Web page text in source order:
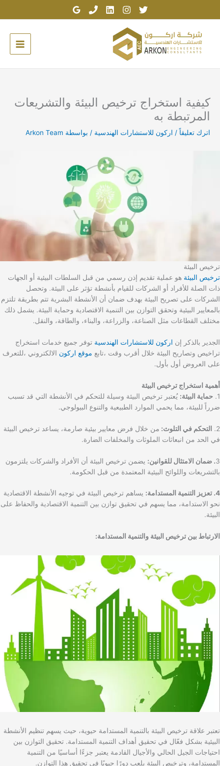
كيفية استخراج ترخيص البيئة والتشريعات
المرتبطة به
اترك تعليقاً / اركون للاستشارات الهندسية / بواسطة Arkon Team
ترخيص البيئة
ترخيص البيئة هو عملية تقديم إذن رسمي من قبل السلطات البيئية أو الجهات
ذات الصلة للأفراد أو الشركات للقيام بأنشطة تؤثر على البيئة. وتحصل
الشركات على تصريح البيئة بهدف ضمان أن الأنشطة البشرية تتم بطريقة تلتزم
بالمعايير البيئية وتحقق التوازن بين التنمية الاقتصادية وحماية البيئة. يشمل ذلك
مختلف القطاعات مثل الصناعة، والزراعة، والبناء، والطاقة، والنقل.
الجدير بالذكر إن اركون للاستشارات الهندسية توفر جميع خدمات استخراج
تراخيص وتصاريح البيئة خلال أقرب وقت ،تابع موقع اركون الالكتروني ،للتعرف
على العروض أول بأول.
أهمية استخراج ترخيص البيئة
1.
حماية البيئة: يُعتبر ترخيص البيئة وسيلة للتحكم في الأنشطة التي قد تسبب
ضرراً للبيئة، مما يحمي الموارد الطبيعية والتنوع البيولوجي.
2. التحكم في التلوث: من خلال فرض معايير بيئية صارمة، يساعد ترخيص البيئة
في الحد من انبعاثات الملوثات والمخلفات الضارة.
3. ضمان الامتثال للقوانين: يضمن ترخيص البيئة أن الأفراد والشركات يلتزمون
بالتشريعات واللوائح البيئية المعتمدة من قبل الحكومة.
4. تعزيز التنمية المستدامة:
يساهم ترخيص البيئة في توجيه الأنشطة الاقتصادية
نحو الاستدامة، مما يسهم في تحقيق توازن بين التنمية الاقتصادية والحفاظ على
البيئة.
الارتباط بين ترخيص البيئة والتنمية المستدامة:
تعتبر علاقة ترخيص البيئة بالتنمية المستدامة حيوية، حيث يسهم تنظيم الأنشطة
البيئية بشكل فعّال في تحقيق أهداف التنمية المستدامة. تحقيق التوازن بين
احتياجات الجيل الحالي والأجيال القادمة يعتبر جزءًا أساسيًا من التنمية
المستدامة، وترخيص البيئة يلعب دورًا حيويًا في تحقيق هذا التوازن.